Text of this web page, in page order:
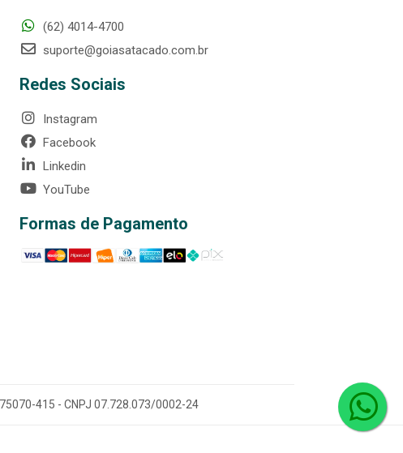
(62) 4014-4700
suporte@goiasatacado.com.br
Redes Sociais
Instagram
Facebook
Linkedin
YouTube
Formas de Pagamento
415 - CNPJ 07.728.073/0002-24